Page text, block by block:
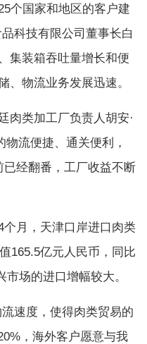
个国家和地区的客户建
科技有限公司董事长白
集装箱吞吐量增长和便
、物流业务发展迅速。
类加工厂负责人胡安·
物流便捷、通关便利，
经翻番，工厂收益不断
月，天津口岸进口肉类
165.5亿元人民币，同比
场的进口增幅较大。
速度，使得肉类贸易的
，海外客户愿意与我